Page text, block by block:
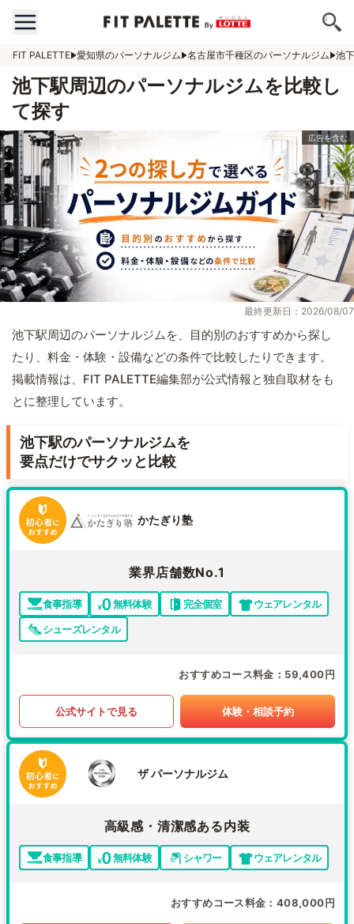
FIT PALETTE 愛知県のパーソナルジム 名古屋市千種区のパーソナルジム 池
池下駅周辺のパーソナルジムを比較し
て探す
最終更新日：2026/08/07
池下駅周辺のパーソナルジムを、目的別のおすすめから探し
たり、料金・体験・設備などの条件で比較したりできます。
掲載情報は、FIT PALETTE編集部が公式情報と独自取材をも
とに整理しています。
池下駅のパーソナルジムを
要点だけでサクッと比較
かたぎり塾
業界店舗数No.1
食事指導 無料体験 完全個室
ウェアレンタル
シューズレンタル
おすすめコース料金 59,400円
公式サイトで見る 体験・相談予約
ザ パーソナルジム
高級感・清潔感ある内装
食事指導 無料体験 シャワー ウェアレンタル
おすすめコース料金 408,000円